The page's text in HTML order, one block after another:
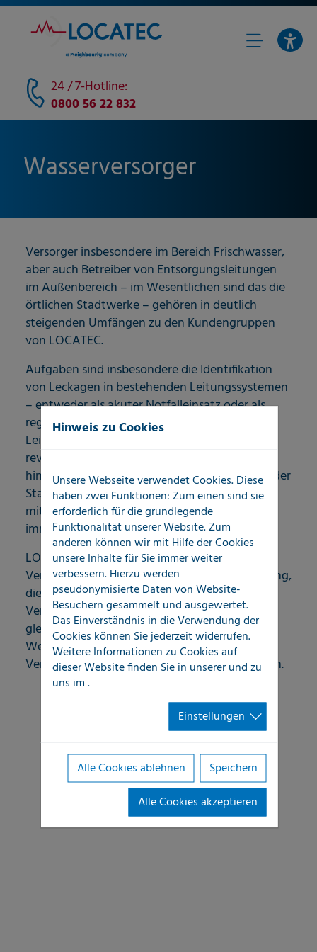
24 / 7-Hotline:
0800 56 22 832
Wasserversorger
Versorger insbesondere im Bereich Frischwasser,
aber auch Betreiber von Entsorgungsleitungen
im Außenbereich – im Wesentlichen sind das die
örtlichen Stadtwerke – gehören in deutlich
steigenden Umfängen zu den Kundengruppen
von LOCATEC.
Aufgaben sind insbesondere die Identifikation
von Leckagen in bestehenden Leitungssystemen
– entweder als akuter Notfalleinsatz oder als
regelmäßige, geplante Revision aller
Leitungssysteme ganzer Ortschaften
revolvierend und über größere Zeitspanne
hinweg. Auch das Outsourcing von Aufgaben der
Stadtwerke an externe Dienstleistungspartner
mit hohem Spezialisierungsgrad spielt eine
immer größere Rolle.
LOCATEC stellt als Kompetenzpartner von
Versorgern Dienstleistungspakete zur Verfügung,
die diesen eine wirtschaftliche Erbringung ihrer
Versorgungsverpflichtungen ermöglicht und
gleichzeitig dazu beiträgt, die langfristige
Werterhaltung und Funktionalität von
Versorgungsleitungs-Strukturen sicherzustellen.
Hinweis zu Cookies
Unsere Webseite verwendet Cookies. Diese
haben zwei Funktionen: Zum einen sind sie
erforderlich für die grundlegende
Funktionalität unserer Website. Zum
anderen können wir mit Hilfe der Cookies
unsere Inhalte für Sie immer weiter
verbessern. Hierzu werden
pseudonymisierte Daten von Website-
Besuchern gesammelt und ausgewertet.
Das Einverständnis in die Verwendung der
Cookies können Sie jederzeit widerrufen.
Weitere Informationen zu Cookies auf
dieser Website finden Sie in unsererund zu
uns im.
Einstellungen
Alle Cookies ablehnen
Speichern
Alle Cookies akzeptieren